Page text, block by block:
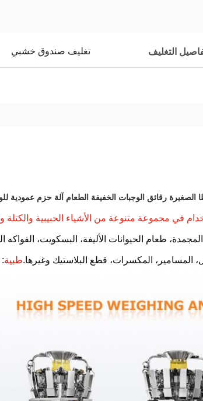
التغليف تغليف صندوق خشبي
الصغيرة رقائق الوجبات الخفيفة الطعام آلة حزم عمودية
في مجموعة متنوعة من الأشياء الحبيبية والكتلة
طعام الحيوانات الأليفة، البسكويت، الفواكه
المسامير، المكسرات، قطع البلاستيك وغيرها.طبية